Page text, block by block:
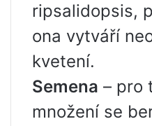
ripsalidopsis,
ona vytváří
kvetení.
Semena – pro
množení se